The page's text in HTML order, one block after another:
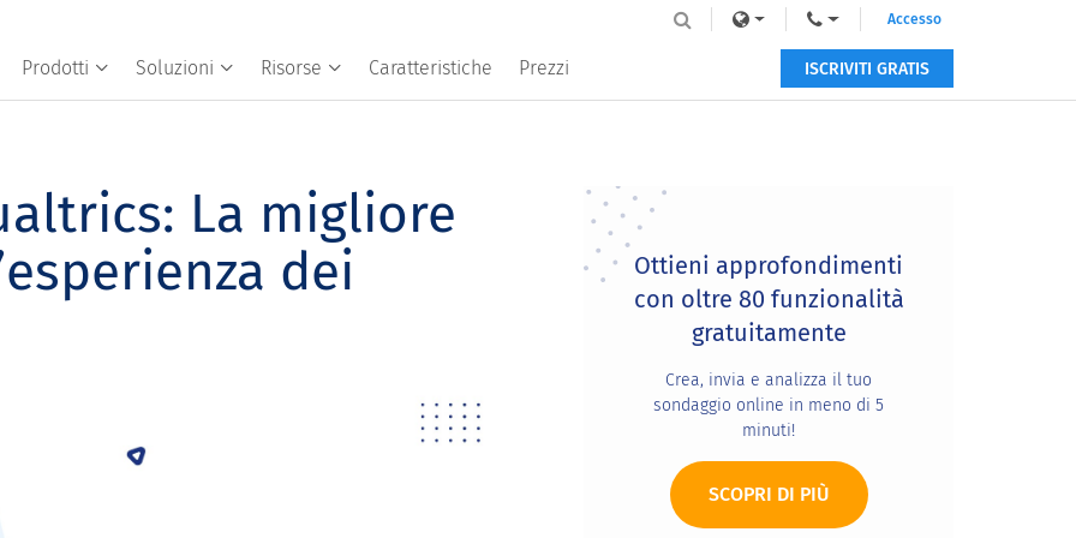
Prodotti Soluzioni Risorse Caratteristiche Prezzi
Accesso
ISCRIVITI GRATIS
La migliore
dei
Primary
Sidebar
Ottieni approfondimenti
con oltre 80 funzionalità
gratuitamente
Crea, invia e analizza il tuo
sondaggio online in meno di 5
minuti!
SCOPRI DI PIÙ